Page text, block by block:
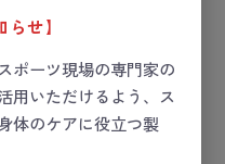
らせ】
ポーツ現場の専門家の
用いただけるよう、ス
体のケアに役立つ製